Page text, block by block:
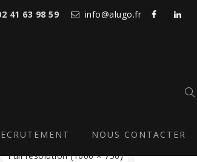
41 63 98 59 info@alugo.fr
NOUS CONTACTER
Full resolution (1000 × 750)